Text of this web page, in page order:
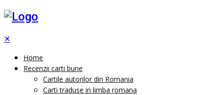
✕
Home
Recenzii carti bune
Cartile autorilor din Romania
Carti traduse in limba romana